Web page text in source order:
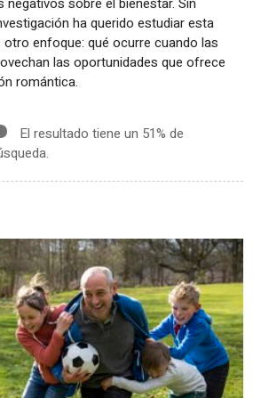
ha querido estudiar esta
otro enfoque: qué ocurre cuando las
las oportunidades que ofrece
romántica.
El resultado tiene un 51% de